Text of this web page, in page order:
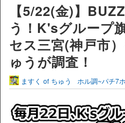
【5/22(金)】
う！K'sグループ
セス三宮(神戸市
ゅうが調査！
ますく of ちゅう ホル調~パチ7